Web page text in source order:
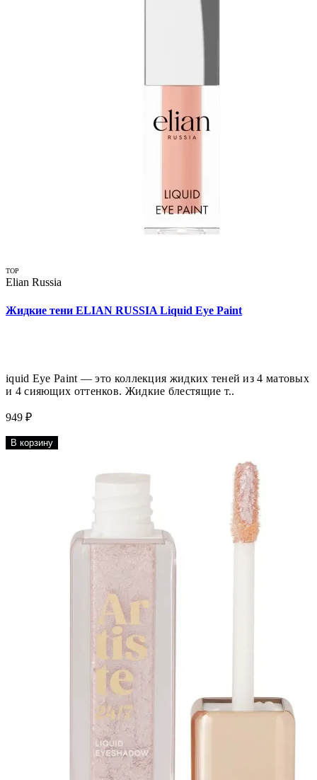
TOP
Elian Russia
Жидкие тени ELIAN RUSSIA Liquid Eye Paint
iquid Eye Paint — это коллекция жидких теней из 4 матовых
и 4 сияющих оттенков. Жидкие блестящие т..
949 ₽
В корзину